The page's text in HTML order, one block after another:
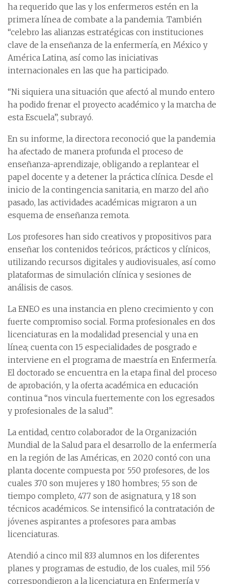
ha requerido que las y los enfermeros estén en la
primera línea de combate a la pandemia. También
“celebro las alianzas estratégicas con instituciones
clave de la enseñanza de la enfermería, en México y
América Latina, así como las iniciativas
internacionales en las que ha participado.
“Ni siquiera una situación que afectó al mundo entero
ha podido frenar el proyecto académico y la marcha de
esta Escuela”, subrayó.
En su informe, la directora reconoció que la pandemia
ha afectado de manera profunda el proceso de
enseñanza-aprendizaje, obligando a replantear el
papel docente y a detener la práctica clínica. Desde el
inicio de la contingencia sanitaria, en marzo del año
pasado, las actividades académicas migraron a un
esquema de enseñanza remota.
Los profesores han sido creativos y propositivos para
enseñar los contenidos teóricos, prácticos y clínicos,
utilizando recursos digitales y audiovisuales, así como
plataformas de simulación clínica y sesiones de
análisis de casos.
La ENEO es una instancia en pleno crecimiento y con
fuerte compromiso social. Forma profesionales en dos
licenciaturas en la modalidad presencial y una en
línea; cuenta con 15 especialidades de posgrado e
interviene en el programa de maestría en Enfermería.
El doctorado se encuentra en la etapa final del proceso
de aprobación, y la oferta académica en educación
continua “nos vincula fuertemente con los egresados
y profesionales de la salud”.
La entidad, centro colaborador de la Organización
Mundial de la Salud para el desarrollo de la enfermería
en la región de las Américas, en 2020 contó con una
planta docente compuesta por 550 profesores, de los
cuales 370 son mujeres y 180 hombres; 55 son de
tiempo completo, 477 son de asignatura, y 18 son
técnicos académicos. Se intensificó la contratación de
jóvenes aspirantes a profesores para ambas
licenciaturas.
Atendió a cinco mil 833 alumnos en los diferentes
planes y programas de estudio, de los cuales, mil 556
correspondieron a la licenciatura en Enfermería y